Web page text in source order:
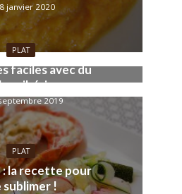
janvier 2020
PLAT
faciles avec du
ibérique
2019
PLAT
: la recette pour
sublimer !